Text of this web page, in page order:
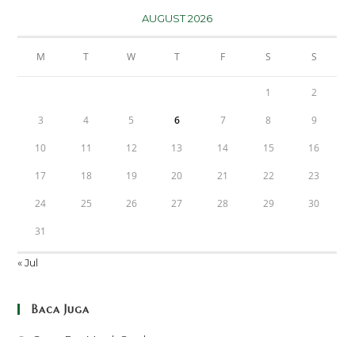
AUGUST 2026
M T W T F S S
1 2
3 4 5 6 7 8 9
10 11 12 13 14 15 16
17 18 19 20 21 22 23
24 25 26 27 28 29 30
31
« Jul
Baca Juga